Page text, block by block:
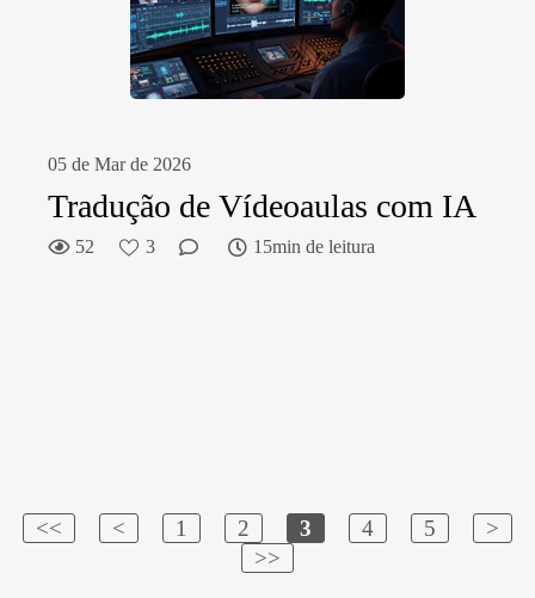
05 de Mar de 2026
Tradução de Vídeoaulas com IA
52 3 15min de leitura
<< < 1 2 3 4 5
>
>>